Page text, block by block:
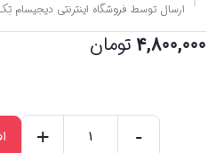
ارسال توسط فروشگاه اینترنتی دیجیسام
4,800,000 تومان
-
+